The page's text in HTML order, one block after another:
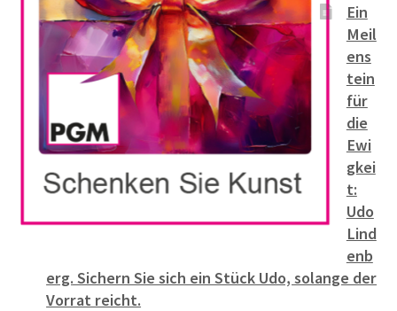
Ein
Meil
ens
tein
für
die
Ewi
gkei
t:
Udo
Lind
enb
erg. Sichern Sie sich ein Stück Udo, solange der
Vorrat reicht.